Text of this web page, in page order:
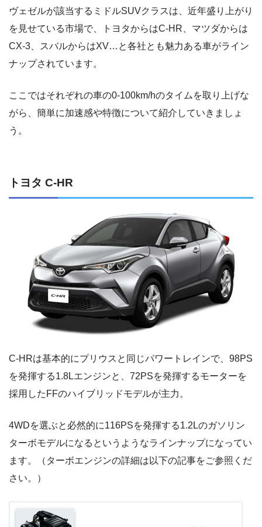
ヴェゼルが該当するミドルSUVクラスは、近年盛り上がり
を見せている市場で、トヨタからはC-HR、マツダからは
CX-3、スバルからはXV…と各社とも魅力ある車がライン
ナップされています。
ここではそれぞれの車の0-100km/hのタイムを取り上げな
がら、簡単に加速感や特徴について紹介していきましょ
う。
トヨタ C-HR
C-HRは基本的にプリウスと同じパワートレインで、98PS
を発揮する1.8Lエンジンと、72PSを発揮するモーターを
採用したFFのハイブリッドモデルが主力。
4WDを選ぶと必然的に116PSを発揮する1.2Lのガソリン
ターボモデルになるというようなラインナップになってい
ます。（ターボエンジンの詳細は以下の記事をご参照くだ
さい。）